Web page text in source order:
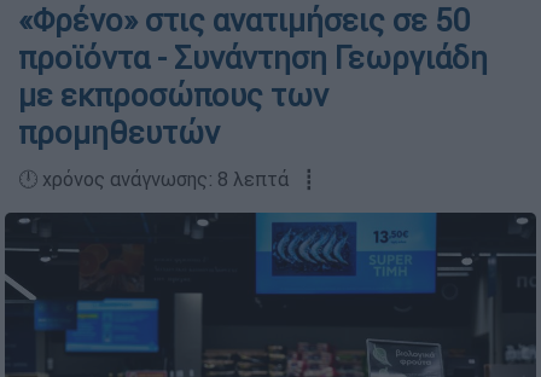
«Φρένο» στις ανατιμήσεις σε 50
προϊόντα - Συνάντηση Γεωργιάδη
με εκπροσώπους των
προμηθευτών
🕛 χρόνος ανάγνωσης: 8 λεπτά ┋